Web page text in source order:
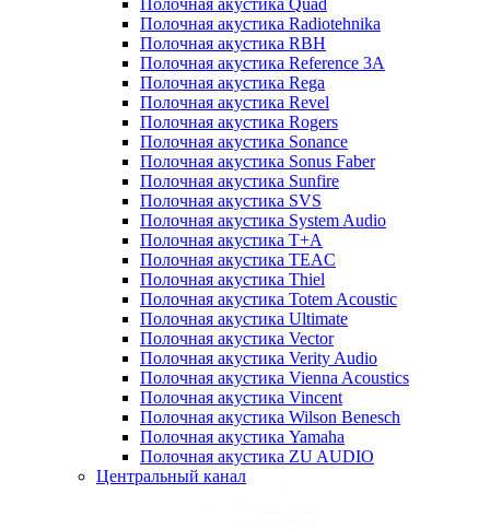
Полочная акустика Quad
Полочная акустика Radiotehnika
Полочная акустика RBH
Полочная акустика Reference 3A
Полочная акустика Rega
Полочная акустика Revel
Полочная акустика Rogers
Полочная акустика Sonance
Полочная акустика Sonus Faber
Полочная акустика Sunfire
Полочная акустика SVS
Полочная акустика System Audio
Полочная акустика T+A
Полочная акустика TEAC
Полочная акустика Thiel
Полочная акустика Totem Acoustic
Полочная акустика Ultimate
Полочная акустика Vector
Полочная акустика Verity Audio
Полочная акустика Vienna Acoustics
Полочная акустика Vincent
Полочная акустика Wilson Benesch
Полочная акустика Yamaha
Полочная акустика ZU AUDIO
Центральный канал